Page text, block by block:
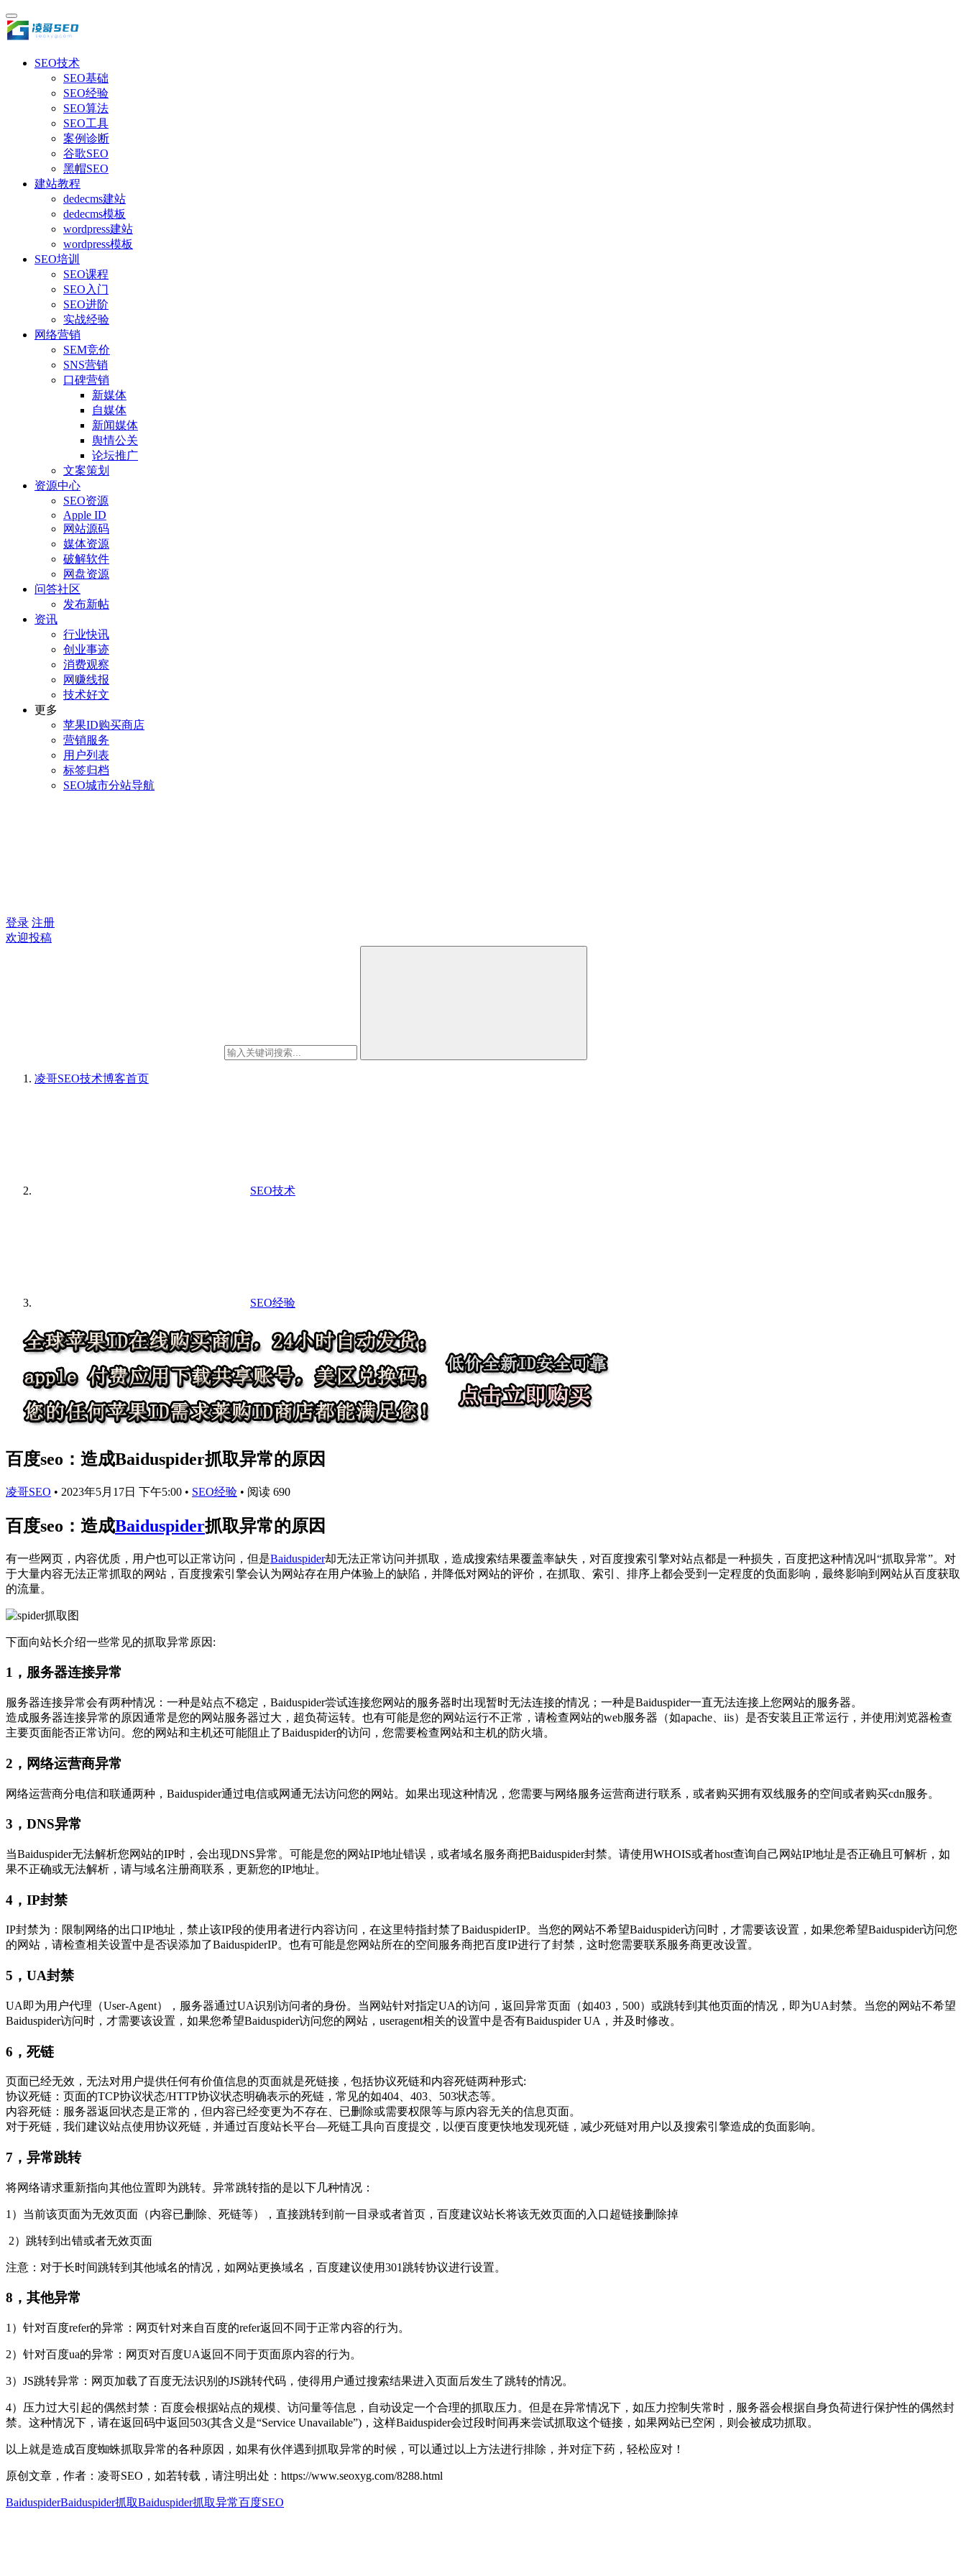
SEO技术
SEO基础
SEO经验
SEO算法
SEO工具
案例诊断
谷歌SEO
黑帽SEO
建站教程
dedecms建站
dedecms模板
wordpress建站
wordpress模板
SEO培训
SEO课程
SEO入门
SEO进阶
实战经验
网络营销
SEM竞价
SNS营销
口碑营销
新媒体
自媒体
新闻媒体
舆情公关
论坛推广
文案策划
资源中心
SEO资源
Apple ID
网站源码
媒体资源
破解软件
网盘资源
问答社区
发布新帖
资讯
行业快讯
创业事迹
消费观察
网赚线报
技术好文
更多
苹果ID购买商店
营销服务
用户列表
标签归档
SEO城市分站导航
登录 注册
欢迎投稿
凌哥SEO技术博客首页
SEO技术
SEO经验
百度seo：造成Baiduspider抓取异常的原因
凌哥SEO • 2023年5月17日 下午5:00 • SEO经验 • 阅读 690
百度seo：造成Baiduspider抓取异常的原因
有一些网页，内容优质，用户也可以正常访问，但是Baiduspider却无法正常访问并抓取，造成搜索结果覆盖率缺失，对百度搜索引擎对站点都是一种损失，百度把这种情况叫“抓取异常”。对
于大量内容无法正常抓取的网站，百度搜索引擎会认为网站存在用户体验上的缺陷，并降低对网站的评价，在抓取、索引、排序上都会受到一定程度的负面影响，最终影响到网站从百度获取
的流量。
下面向站长介绍一些常见的抓取异常原因:
1 ，服务器连接异常
服务器连接异常会有两种情况：一种是站点不稳定， Baiduspider尝试连接您网站的服务器时出现暂时无法连接的情况；一种是Baiduspider一直无法连接上您网站的服务器。
造成服务器连接异常的原因通常是您的网站服务器过大，超负荷运转。也有可能是您的网站运行不正常，请检查网站的web服务器（如apache iis）是否安装且正常运行，并使用浏览器检查
主要页面能否正常访问。您的网站和主机还可能阻止了Baiduspider的访问，您需要检查网站和主机的防火墙。
2 ，网络运营商异常
网络运营商分电信和联通两种， Baiduspider通过电信或网通无法访问您的网站。如果出现这种情况，您需要与网络服务运营商进行联系，或者购买拥有双线服务的空间或者购买cdn服务。
3 ， DNS异常
当Baiduspider无法解析您网站的IP时，会出现DNS异常。可能是您的网站IP地址错误，或者域名服务商把Baiduspider封禁。请使用WHOIS或者host查询自己网站IP地址是否正确且可解析，如
果不正确或无法解析，请与域名注册商联系，更新您的IP地址。
4 ， IP封禁
IP封禁为：限制网络的出口IP地址，禁止该IP段的使用者进行内容访问，在这里特指封禁了BaiduspiderIP。 当您的网站不希望Baiduspider访问时，才需要该设置，如果您希望Baiduspider访问您
的网站，请检查相关设置中是否误添加了BaiduspiderIP。也有可能是您网站所在的空间服务商把百度IP进行了封禁，这时您需要联系服务商更改设置。
5 ， UA封禁
UA 即为用户代理（User-Agent），服务器通过UA识别访问者的身份。当网站针对指定UA的访问，返回异常页面（如403 ， 500）或跳转到其他页面的情况，即为UA封禁。当您的网站不希望
Baiduspider访问时，才需要该设置，如果您希望Baiduspider访问您的网站， useragent相关的设置中是否有Baiduspider UA ，并及时修改。
6 ，死链
页面已经无效，无法对用户提供任何有价值信息的页面就是死链接，包括协议死链和内容死链两种形式:
协议死链：页面的TCP协议状态/HTTP协议状态明确表示的死链，常见的如404 403 503状态等。
内容死链：服务器返回状态是正常的，但内容已经变更为不存在、已删除或需要权限等与原内容无关的信息页面。
对于死链，我们建议站点使用协议死链，并通过百度站长平台—死链工具向百度提交，以便百度更快地发现死链，减少死链对用户以及搜索引擎造成的负面影响。
7 ，异常跳转
将网络请求重新指向其他位置即为跳转。异常跳转指的是以下几种情况：
1 ）当前该页面为无效页面（内容已删除、死链等），直接跳转到前一目录或者首页，百度建议站长将该无效页面的入口超链接删除掉
2）跳转到出错或者无效页面
注意：对于长时间跳转到其他域名的情况，如网站更换域名，百度建议使用301 跳转协议进行设置。
8 ，其他异常
1 ）针对百度refer的异常：网页针对来自百度的refer返回不同于正常内容的行为。
2）针对百度ua的异常：网页对百度UA返回不同于页面原内容的行为。
3） JS跳转异常：网页加载了百度无法识别的JS跳转代码，使得用户通过搜索结果进入页面后发生了跳转的情况。
4）压力过大引起的偶然封禁：百度会根据站点的规模、访问量等信息，自动设定一个合理的抓取压力。但是在异常情况下，如压力控制失常时，服务器会根据自身负荷进行保护性的偶然封
禁。这种情况下，请在返回码中返回 503(其含义是“Service Unavailable”) ，这样Baiduspider会过段时间再来尝试抓取这个链接，如果网站已空闲，则会被成功抓取。
以上就是造成百度蜘蛛抓取异常的各种原因，如果有伙伴遇到抓取异常的时候，可以通过以上方法进行排除，并对症下药，轻松应对！
原创文章，作者：凌哥SEO，如若转载，请注明出处：https://www.seoxyg.com/8288.html
BaiduspiderBaiduspider抓取Baiduspider抓取异常百度SEO